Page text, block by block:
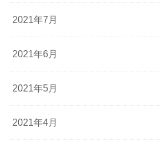
2021年7月
2021年6月
2021年5月
2021年4月